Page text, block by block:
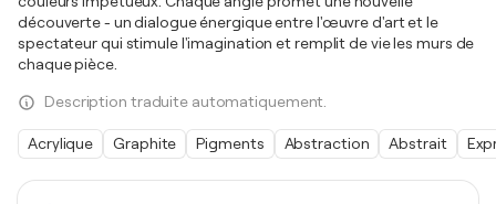
découverte - un dialogue énergique entre l'œuvre d'art et le
spectateur qui stimule l'imagination et remplit de vie les murs de
chaque pièce.
Description traduite automatiquement.
Acrylique Graphite Pigments Abstraction Abstrait